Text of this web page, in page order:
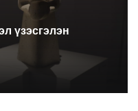
үзэсгэлэн